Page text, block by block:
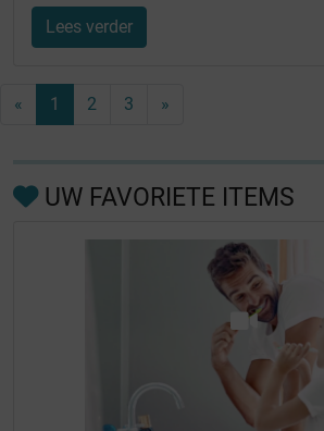
Lees verder
« 1 2 3 »
UW FAVORIETE ITEMS